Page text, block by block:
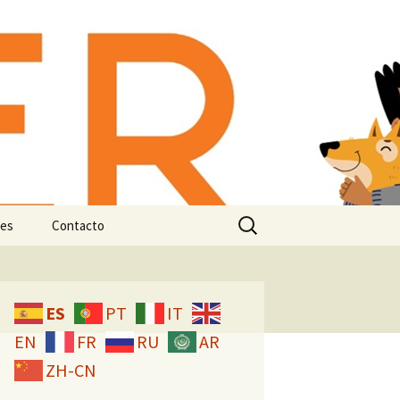
animal:
Contacto
Buscar:
ES PT
IT
EN
FR RU
AR
ZH-CN